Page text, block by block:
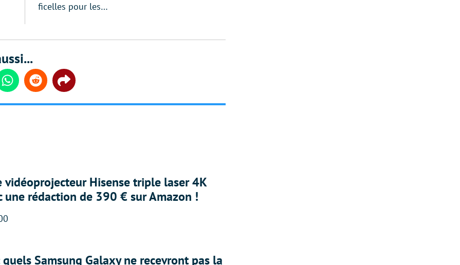
ficelles pour les…
WhatsappReddit Share
vidéoprojecteur Hisense triple laser 4K
une rédaction de 390 € sur Amazon !
Samsung Galaxy ne recevront pas la